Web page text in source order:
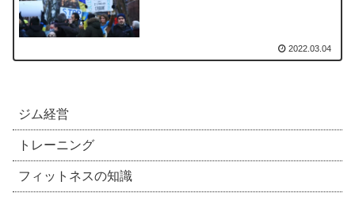
2022.03.04
ジム経営
トレーニング
フィットネスの知識